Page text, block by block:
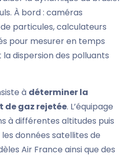
À bord : caméras
particules, calculateurs
pour mesurer en temps
dispersion des polluants
à déterminer la
de gaz rejetée. L’équipage
à différentes altitudes puis
données satellites de
Air France ainsi que des